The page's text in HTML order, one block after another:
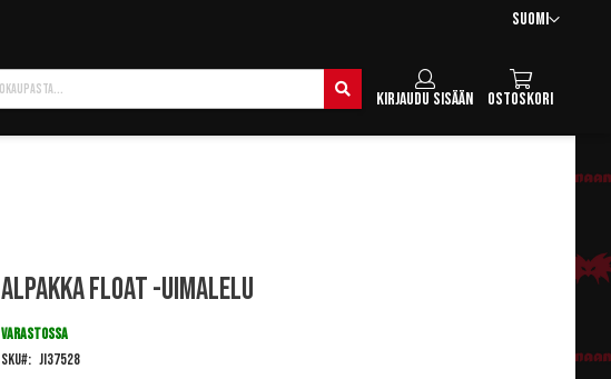
Kieli
Suomi
Ostoskori
Kirjaudu sisään
Alpakka Float -uimalelu
VARASTOSSA
SKU
JI37528